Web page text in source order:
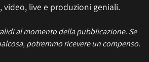
video, live e produzioni geniali.
al momento della pubblicazione. Se
potremmo ricevere un compenso.